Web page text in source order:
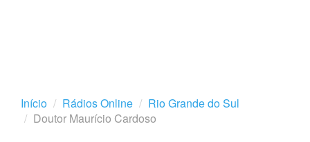
Início Rádios Online
Rio Grande do Sul
Doutor Maurício Cardoso